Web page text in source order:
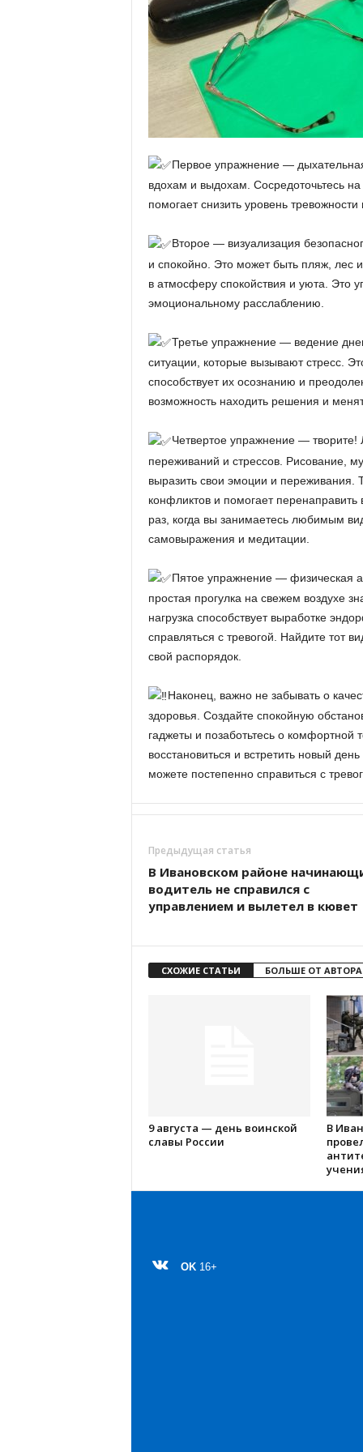
Первое упражнение —
вдохам и выдохам. Сосредоточьтесь
помогает снизить уровень
Второе — визуализация
и спокойно. Это может быть пляж, лес
в атмосферу спокойствия и уюта. Это
эмоциональному расслаблению.
Третье упражнение — ведение
ситуации, которые вызывают стресс.
способствует их осознанию и
возможность находить решения и
Четвертое упражнение — творите!
переживаний и стрессов. Рисование,
выразить свои эмоции и переживания.
конфликтов и помогает
раз, когда вы занимаетесь любимым
самовыражения и медитации.
Пятое упражнение — физическая
простая прогулка на свежем воздухе
нагрузка способствует выработке
справляться с тревогой. Найдите тот
свой распорядок.
Наконец, важно не забывать о
здоровья. Создайте спокойную
гаджеты и позаботьтесь о
восстановиться и встретить новый
можете постепенно справиться с
Предыдущая статья
В Ивановском районе
водитель не справился с
управлением и вылетел в кювет
СХОЖИЕ СТАТЬИ БОЛЬШЕ ОТ АВТОРА
9 августа — день воинской
славы России
В
OK 16+